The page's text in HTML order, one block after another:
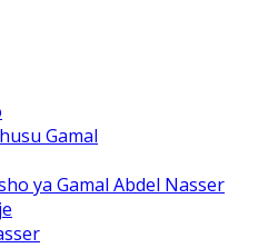
Gamal
ya Gamal Abdel Nasser